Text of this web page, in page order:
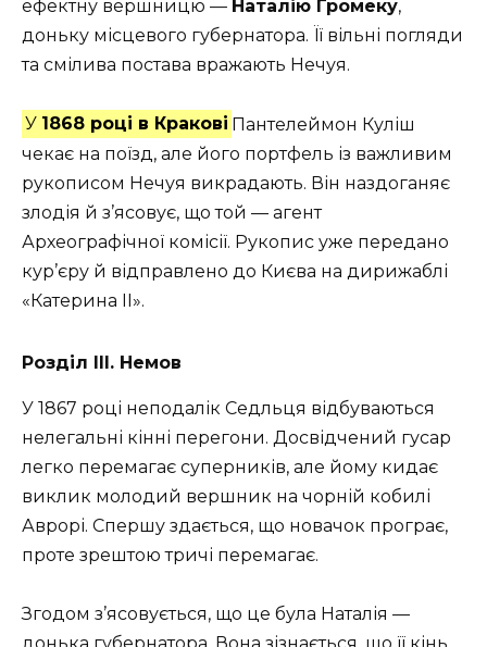
ефектну вершницю — Наталію Громеку,
доньку місцевого губернатора. Її вільні погляди
та смілива постава вражають Нечуя.
У 1868 році в Кракові Пантелеймон Куліш
чекає на поїзд, але його портфель із важливим
рукописом Нечуя викрадають. Він наздоганяє
злодія й з’ясовує, що той — агент
Археографічної комісії. Рукопис уже передано
кур’єру й відправлено до Києва на дирижаблі
«Катерина II».
Розділ III. Немов
У 1867 році неподалік Седльця відбуваються
нелегальні кінні перегони. Досвідчений гусар
легко перемагає суперників, але йому кидає
виклик молодий вершник на чорній кобилі
Аврорі. Спершу здається, що новачок програє,
проте зрештою тричі перемагає.
Згодом з’ясовується, що це була Наталія —